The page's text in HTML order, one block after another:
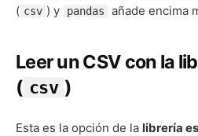
( csv ) y pandas añade encima
Leer un CSV con la
( csv )
Esta es la opción de la librería